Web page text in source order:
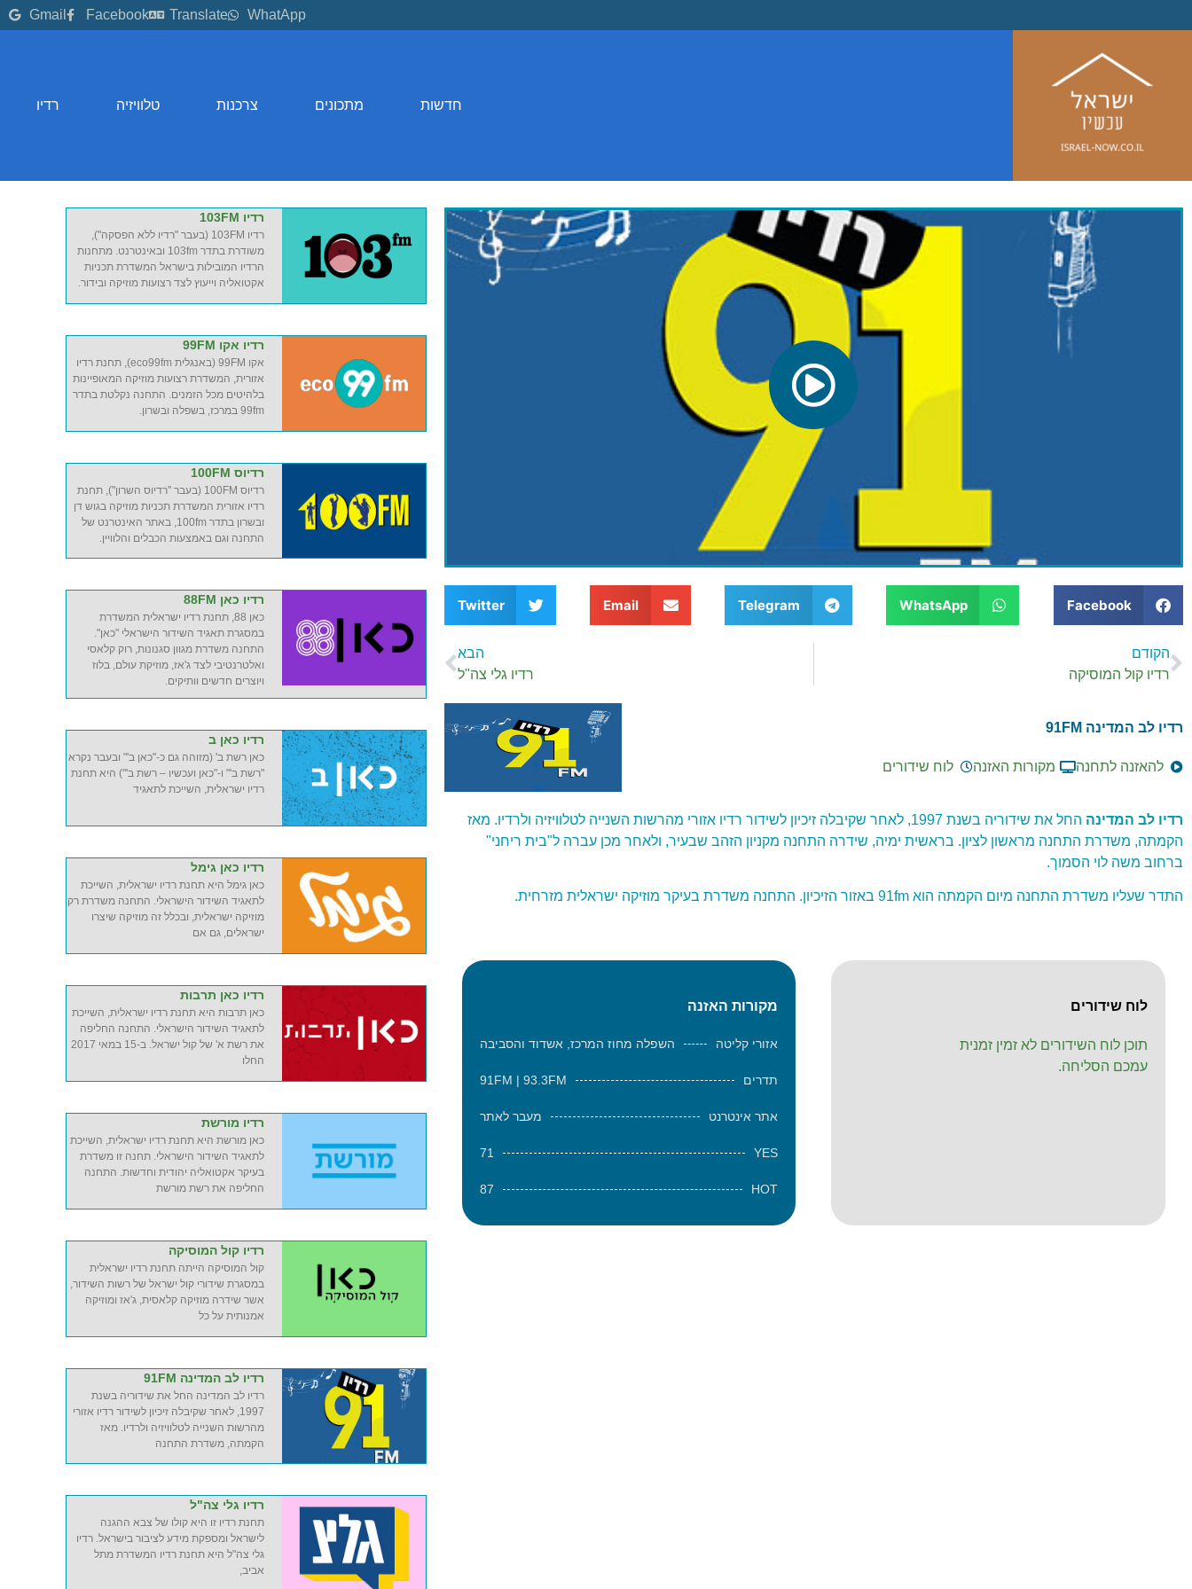
Gmail Facebook Translate WhatApp
חדשות מתכונים צרכנות טלוויזיה רדיו
Facebook
WhatsApp
Telegram
Email
Twitter
הקודם
רדיו קול המוסיקה
הבא
רדיו גלי צה"ל
רדיו לב המדינה 91FM
להאזנה לתחנה מקורות האזנה לוח שידורים
רדיו לב המדינה
החל את שידוריה בשנת 1997, לאחר שקיבלה זיכיון לשידור רדיו אזורי מהרשות השנייה לטלוויזיה ולרדיו. מאז
הקמתה, משדרת התחנה מראשון לציון. בראשית ימיה, שידרה התחנה מקניון הזהב שבעיר, ולאחר מכן עברה ל"בית ריחני"
ברחוב משה לוי הסמוך.
התדר שעליו משדרת התחנה מיום הקמתה הוא 91fm באזור הזיכיון. התחנה משדרת בעיקר מוזיקה ישראלית מזרחית.
לוח שידורים
תוכן לוח השידורים לא זמין זמנית
עמכם הסליחה.
מקורות האזנה
אזורי קליטה השפלה מחוז המרכז, אשדוד והסביבה
תדרים 91FM | 93.3FM
אתר אינטרנט מעבר לאתר
YES
71
HOT
87
רדיו 103FM
רדיו 103FM (בעבר "רדיו ללא הפסקה"),
משודרת בתדר 103fm ובאינטרנט. מתחנות
הרדיו המובילות בישראל המשדרת תכניות
אקטואליה וייעוץ לצד רצועות מוזיקה ובידור.
רדיו אקו 99FM
אקו 99FM (באנגלית eco99fm), תחנת רדיו
אזורית, המשדרת רצועות מוזיקה המאופיינות
בלהיטים מכל הזמנים. התחנה נקלטת בתדר
99fm במרכז, בשפלה ובשרון.
רדיוס 100FM
רדיוס 100FM (בעבר "רדיוס השרון"), תחנת
רדיו אזורית המשדרת תכניות מוזיקה בגוש דן
ובשרון בתדר 100fm, באתר האינטרנט של
התחנה וגם באמצעות הכבלים והלוויין.
רדיו כאן 88FM
כאן 88, תחנת רדיו ישראלית המשדרת
במסגרת תאגיד השידור הישראלי "כאן".
התחנה משדרת מגוון סגנונות, רוק קלאסי
ואלטרנטיבי לצד ג'אז, מוזיקת עולם, בלוז
ויוצרים חדשים וותיקים.
רדיו כאן ב
כאן רשת ב' (מזוהה גם כ-"כאן ב'" ובעבר נקרא
"רשת ב'" ו-"כאן ועכשיו – רשת ב'") היא תחנת
רדיו ישראלית, השייכת לתאגיד
רדיו כאן גימל
כאן גימל היא תחנת רדיו ישראלית, השייכת
לתאגיד השידור הישראלי. התחנה משדרת רק
מוזיקה ישראלית, ובכלל זה מוזיקה שיצרו
ישראלים, גם אם
רדיו כאן תרבות
כאן תרבות היא תחנת רדיו ישראלית, השייכת
לתאגיד השידור הישראלי. התחנה החליפה
את רשת א' של קול ישראל. ב-15 במאי 2017
החלו
רדיו מורשת
כאן מורשת היא תחנת רדיו ישראלית, השייכת
לתאגיד השידור הישראלי. תחנה זו משדרת
בעיקר אקטואליה יהודית וחדשות. התחנה
החליפה את רשת מורשת
רדיו קול המוסיקה
קול המוסיקה הייתה תחנת רדיו ישראלית
במסגרת שידורי קול ישראל של רשות השידור,
אשר שידרה מוזיקה קלאסית, ג'אז ומוזיקה
אמנותית על כל
רדיו לב המדינה 91FM
רדיו לב המדינה החל את שידוריה בשנת
1997, לאחר שקיבלה זיכיון לשידור רדיו אזורי
מהרשות השנייה לטלוויזיה ולרדיו. מאז
הקמתה, משדרת התחנה
רדיו גלי צה"ל
תחנת רדיו זו היא קולו של צבא ההגנה
לישראל ומספקת מידע לציבור בישראל. רדיו
גלי צה"ל היא תחנת רדיו המשדרת מתל
אביב,